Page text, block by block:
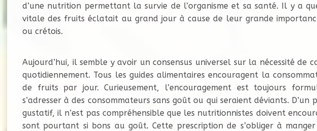
d’une nutrition permettant la survie de l’organisme et sa santé. Il y a
vitale des fruits éclatait au grand jour à cause de leur grande
ou crétois.
Aujourd’hui, il semble y avoir un consensus universel sur la nécessité de
quotidiennement. Tous les guides alimentaires encouragent la
de fruits par jour. Curieusement, l’encouragement est toujours
s’adresser à des consommateurs sans goût ou qui seraient déviants.
gustatif, il n’est pas compréhensible que les nutritionnistes doivent
sont pourtant si bons au goût. Cette prescription de s’obliger à